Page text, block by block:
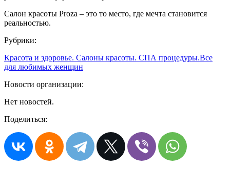
Салон красоты Proza – это то место, где мечта становится
реальностью.
Рубрики:
Красота и здоровье. Салоны красоты. СПА процедуры.Все
для любимых женщин
Новости организации:
Нет новостей.
Поделиться: